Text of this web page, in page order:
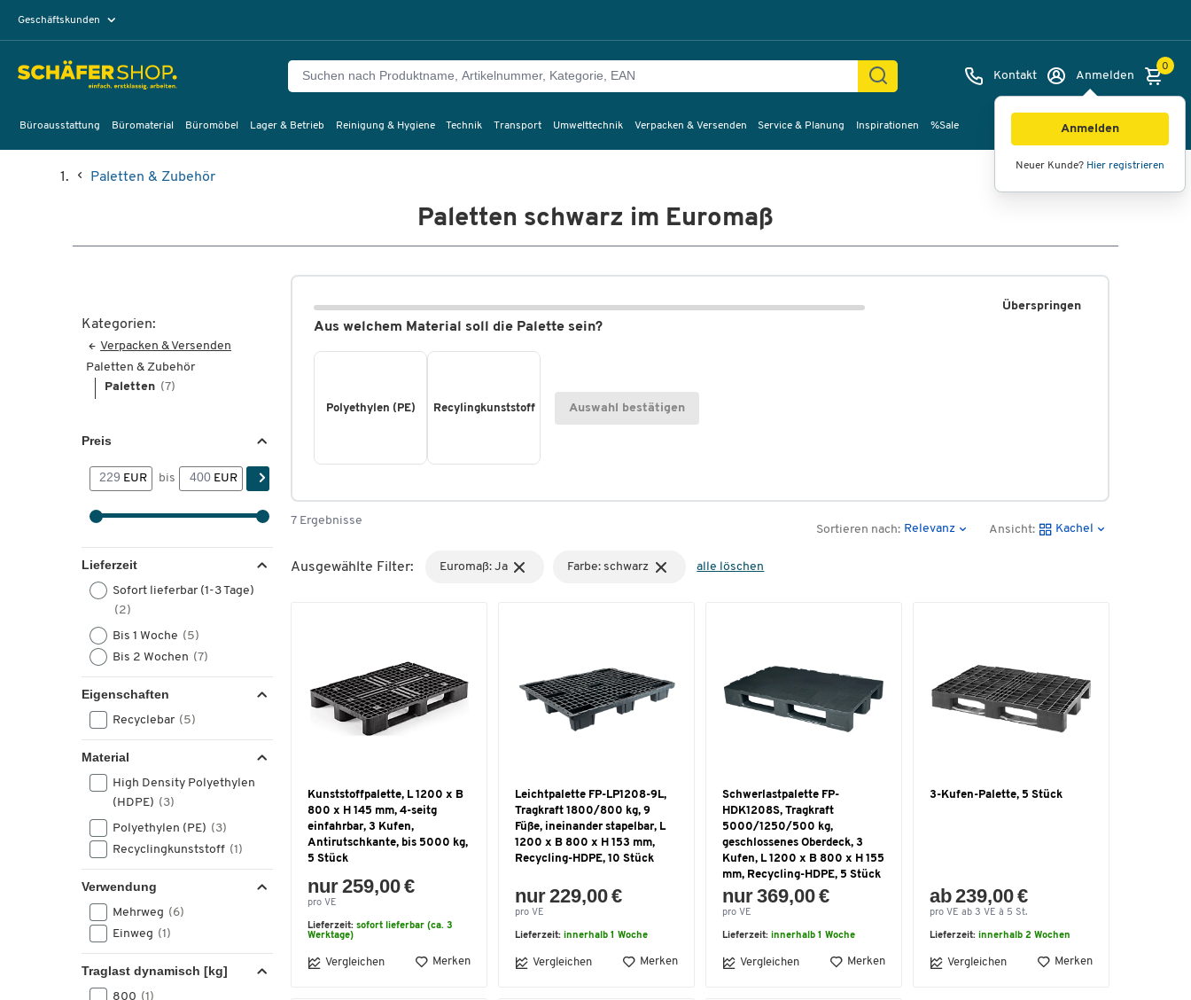
Geschäftskunden
Kontakt Anmelden
Anmelden
Neuer Kunde? Hier registrieren
0
Büroausstattung Büromaterial Büromöbel Lager & Betrieb Reinigung & Hygiene Technik Transport Umwelttechnik Verpacken & Versenden Service & Planung Inspirationen %Sale
Paletten & Zubehör
Paletten schwarz im Euromaß
Kategorien:
Verpacken & Versenden
Paletten & Zubehör
Paletten (7)
Preis
EUR bis EUR
Lieferzeit
Sofort lieferbar (1-3 Tage)
(2)
Bis 1 Woche (5)
Bis 2 Wochen (7)
Eigenschaften
Recyclebar (5)
Material
High Density Polyethylen
(HDPE) (3)
Polyethylen (PE) (3)
Recyclingkunststoff (1)
Verwendung
Mehrweg (6)
Einweg (1)
Traglast dynamisch [kg]
800 (1)
Aus welchem Material soll die Palette sein?
Überspringen
Polyethylen (PE) Recylingkunststoff Auswahl bestätigen
7 Ergebnisse
Sortieren nach: Relevanz Ansicht: Kachel
Ausgewählte Filter: Euromaß: Ja Farbe: schwarz alle löschen
Kunststoffpalette, L 1200 x B
800 x H 145 mm, 4-seitg
einfahrbar, 3 Kufen,
Antirutschkante, bis 5000 kg,
5 Stück
nur 259,00 €
pro VE
Lieferzeit: sofort lieferbar (ca. 3
Werktage)
Vergleichen Merken
Leichtpalette FP-LP1208-9L,
Tragkraft 1800/800 kg, 9
Füße, ineinander stapelbar, L
1200 x B 800 x H 153 mm,
Recycling-HDPE, 10 Stück
nur 229,00 €
pro VE
Lieferzeit: innerhalb 1 Woche
Vergleichen Merken
Schwerlastpalette FP-
HDK1208S, Tragkraft
5000/1250/500 kg,
geschlossenes Oberdeck, 3
Kufen, L 1200 x B 800 x H 155
mm, Recycling-HDPE, 5 Stück
nur 369,00 €
pro VE
Lieferzeit: innerhalb 1 Woche
Vergleichen Merken
3-Kufen-Palette, 5 Stück
ab 239,00 €
pro VE ab 3 VE à 5 St.
Lieferzeit: innerhalb 2 Wochen
Vergleichen Merken